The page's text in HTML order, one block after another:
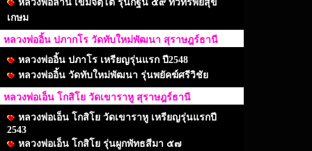
หลวงพ่อล้าน เขมจิตฺโต รุ่นกฐิน ๕๙ ทวีทรัพย์สุข
เกษม
หลวงพ่ออิ้น ปภากโร วัดทับใหม่พัฒนา สุราษฎร์ธานี
หลวงพ่ออิ้น ปภาโร เหรียญรุ่นแรก ปี2548
หลวงพ่ออิ้น วัดทับใหม่พัฒนา รุ่นพยัคฆ์ศรีวิชัย
หลวงพ่อเอ็น โกสิโย วัดเขาราหู สุราษฎร์ธานี
หลวงพ่อเอ็น โกสิโย วัดเขาราหู เหรียญรุ่นแรกปี
2543
หลวงพ่อเอ็น โกสิโย รุ่นผูกพัทธสีมา ๕๗